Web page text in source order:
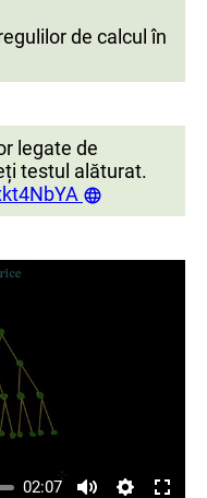
de calcul în
legate de
testul alăturat.
02:07